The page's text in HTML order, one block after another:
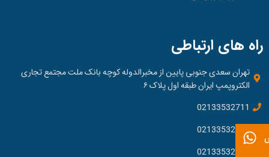
راه های ارتباطی
تهران سعدی جنوبی پایین از مخبرالدوله کوچه بانک ملت مجتمع تجاری
الکتروپمپ ایران طبقه اول پلاک ۶
02133532711
02133532714
02133532716